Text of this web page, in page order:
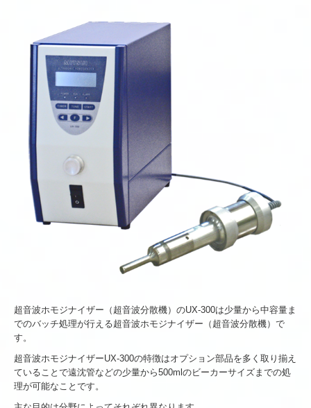
超音波ホモジナイザー（超音波分散機）のUX-300は少量から中容量ま
でのバッチ処理が行える超音波ホモジナイザー（超音波分散機）で
す。
超音波ホモジナイザーUX-300の特徴はオプション部品を多く取り揃え
ていることで遠沈管などの少量から500mlのビーカーサイズまでの処
理が可能なことです。